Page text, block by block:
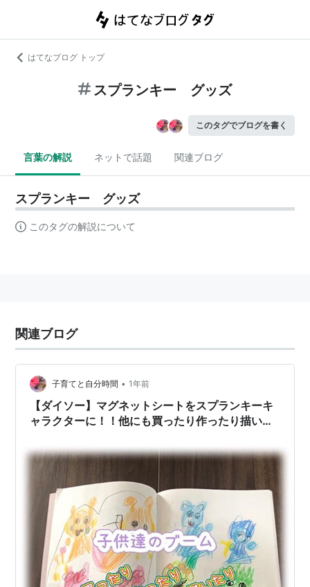
はてなブログ トップ
スプランキー グッズ
このタグでブログを書く
言葉の解説 ネットで話題 関連ブログ
スプランキー グッズ
このタグの解説について
関連ブログ
子育てと自分時間 • 1年前
【ダイソー】マグネットシートをスプランキーキ
ャラクターに！！他にも買ったり作ったり描いた